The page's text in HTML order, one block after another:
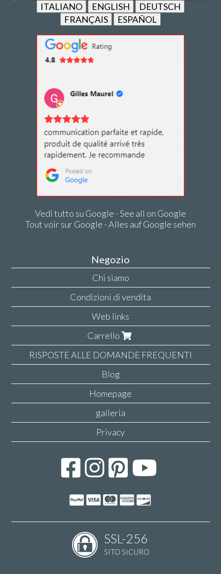
ITALIANO ENGLISH
DEUTSCH
FRANÇAIS
ESPAÑOL
Vedi tutto su Google - See all on Google
Tout voir sur Google - Alles auf Google sehen
Negozio
Chi siamo
Condizioni di vendita
Web links
Carrello
RISPOSTE ALLE DOMANDE FREQUENTI
Blog
Homepage
galleria
Privacy
SSL-256
SITO SICURO